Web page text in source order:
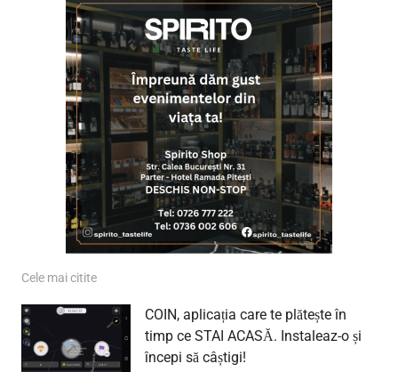
Cele mai citite
COIN, aplicația care te plătește în
timp ce STAI ACASĂ. Instaleaz-o și
începi să câștigi!